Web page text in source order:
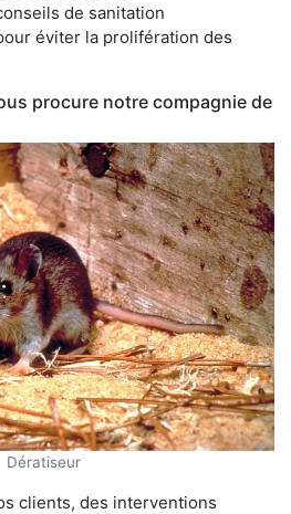
de sanitation
éviter la prolifération des
procure notre compagnie de
Dératiseur
clients, des interventions